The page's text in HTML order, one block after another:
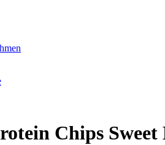
Chips Sweet